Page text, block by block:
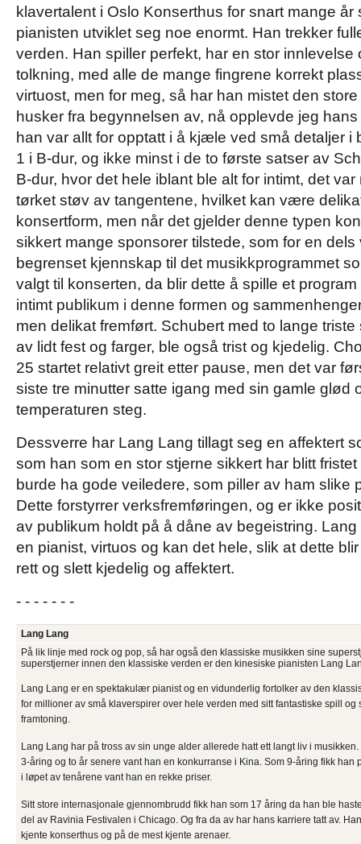
klavertalent i Oslo Konserthus for snart mange år
pianisten utviklet seg noe enormt. Han trekker
verden. Han spiller perfekt, har en stor innlevelse
tolkning, med alle de mange fingrene korrekt
virtuost, men for meg, så har han mistet den
husker fra begynnelsen av, nå opplevde jeg
han var allt for opptatt i å kjæle ved små detaljer i
1 i B-dur, og ikke minst i de to første satser av
B-dur, hvor det hele iblant ble alt for intimt, det
tørket støv av tangentene, hvilket kan være
konsertform, men når det gjelder denne typen
sikkert mange sponsorer tilstede, som for en
begrenset kjennskap til det musikkprogrammet
valgt til konserten, da blir dette å spille et
intimt publikum i denne formen og
men delikat fremført. Schubert med to lange
av lidt fest og farger, ble også trist og kjedelig.
25 startet relativt greit etter pause, men det var
siste tre minutter satte igang med sin gamle glød
temperaturen steg.
Dessverre har Lang Lang tillagt seg en affektert
som han som en stor stjerne sikkert har blitt
burde ha gode veiledere, som piller av ham slike
Dette forstyrrer verksfremføringen, og er ikke
av publikum holdt på å dåne av begeistring.
en pianist, virtuos og kan det hele, slik at dette
rett og slett kjedelig og affektert.
- - - - - - -
Lang Lang
På lik linje med rock og pop, så har også den klassiske musikken sine
superstjerner innen den klassiske verden er den kinesiske pianisten Lang
Lang Lang er en spektakulær pianist og en vidunderlig fortolker av den
for millioner av små klaverspirer over hele verden med sitt fantastiske spill
framtoning.
Lang Lang har på tross av sin unge alder allerede hatt ett langt liv i
3-åring og to år senere vant han en konkurranse i Kina. Som 9-åring fikk han
i løpet av tenårene vant han en rekke priser.
Sitt store internasjonale gjennombrudd fikk han som 17 åring da han ble
del av Ravinia Festivalen i Chicago. Og fra da av har hans karriere tatt av.
kjente konserthus og på de mest kjente arenaer.